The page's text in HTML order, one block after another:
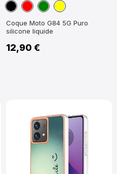
NoirRouge
VertJaune
Coque Moto G84 5G Puro
silicone liquide
12,90 €